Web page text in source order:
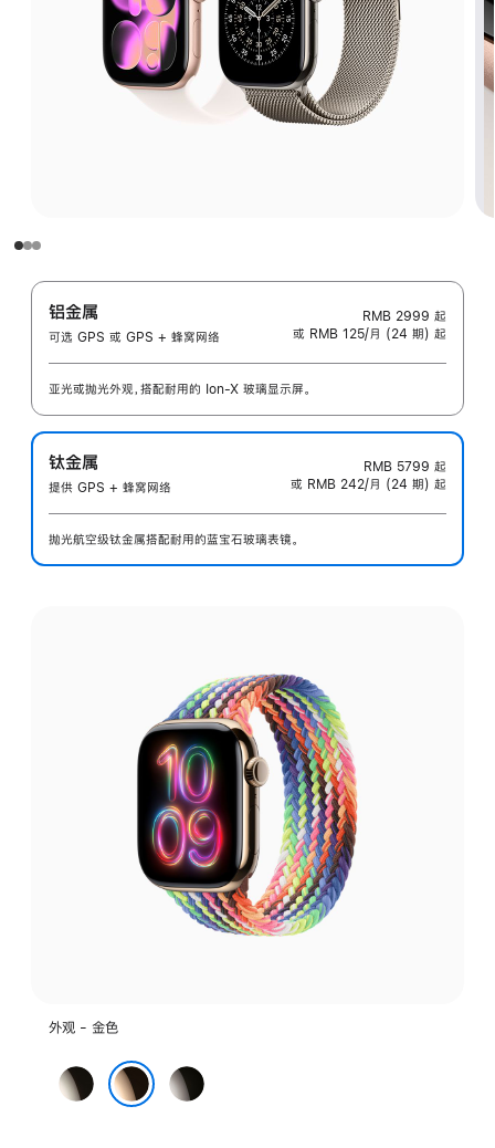
铝金属
可选 GPS 或 GPS + 蜂窝网络
RMB 2999 起
或 RMB 125/月 (24 期) 起
亚光或抛光外观，搭配耐用的 Ion-X 玻璃显示屏。
钛金属
提供 GPS + 蜂窝网络
RMB 5799 起
或 RMB 242/月 (24 期) 起
抛光航空级钛金属搭配耐用的蓝宝石玻璃表镜。
外观 - 金色
原
色
石
板